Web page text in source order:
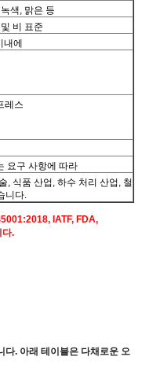
색, 맑은 등
비 표준
내에
레스
요구 사항에 따라
, 식품 산업, 하수 처리 산업, 철
니다.
IATF, FDA,
다.
다. 아래 테이블은 다채로운 오